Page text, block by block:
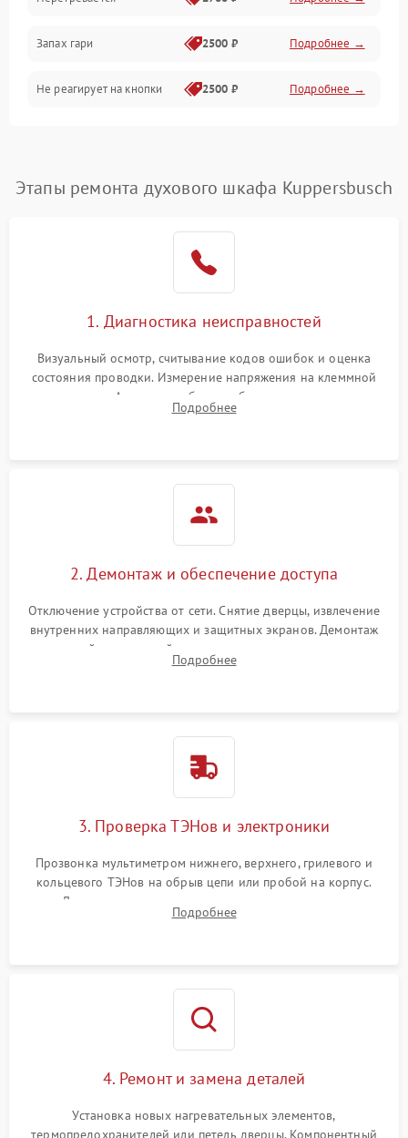
Запах гари 2500 ₽ Подробнее →
Не реагирует на кнопки 2500 ₽ Подробнее →
Этапы ремонта духового шкафа Kuppersbusch
1. Диагностика неисправностей
Визуальный осмотр, считывание кодов ошибок и оценка
состояния проводки. Измерение напряжения на клеммной
колодке. Анализ жалоб на проблемы с нагревом,
конвекцией, панелью управления или блокировкой дверцы.
Подробнее
2. Демонтаж и обеспечение доступа
Отключение устройства от сети. Снятие дверцы, извлечение
внутренних направляющих и защитных экранов. Демонтаж
задней или верхней панели для прямого доступа к
нагревательным элементам, плате и вентиляторам.
Подробнее
3. Проверка ТЭНов и электроники
Прозвонка мультиметром нижнего, верхнего, грилевого и
кольцевого ТЭНов на обрыв цепи или пробой на корпус.
Диагностика термостата, датчиков температуры,
переключателя режимов и мотора конвекции.
Подробнее
4. Ремонт и замена деталей
Установка новых нагревательных элементов,
термопредохранителей или петель дверцы. Компонентный